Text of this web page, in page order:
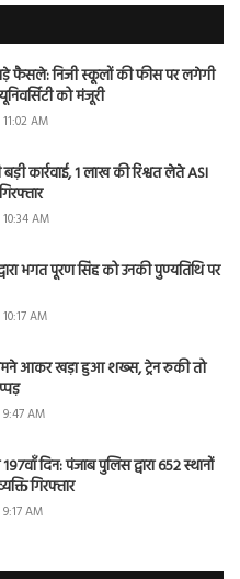
फैसले: निजी स्कूलों की फीस पर लगेगी
को मंजूरी
AM
कार्रवाई, 1 लाख की रिश्वत लेते ASI
AM
भगत पूरण सिंह को उनकी पुण्यतिथि पर
AM
आकर खड़ा हुआ शख्स, ट्रेन रुकी तो
AM
दिन: पंजाब पुलिस द्वारा 652 स्थानों
गिरफ्तार
AM